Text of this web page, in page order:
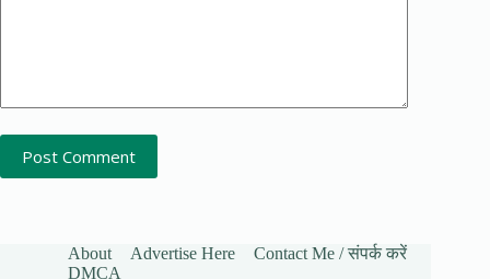
Post Comment
About Advertise Here
Contact Me / संपर्क करें
DMCA